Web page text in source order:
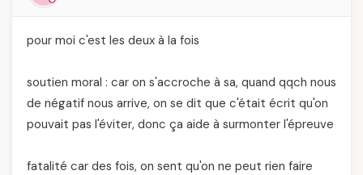
pour moi c'est les deux à la fois
soutien moral : car on s'accroche à sa, quand qqch nous
de négatif nous arrive, on se dit que c'était écrit qu'on
pouvait pas l'éviter, donc ça aide à surmonter l'épreuve
fatalité car des fois, on sent qu'on ne peut rien faire